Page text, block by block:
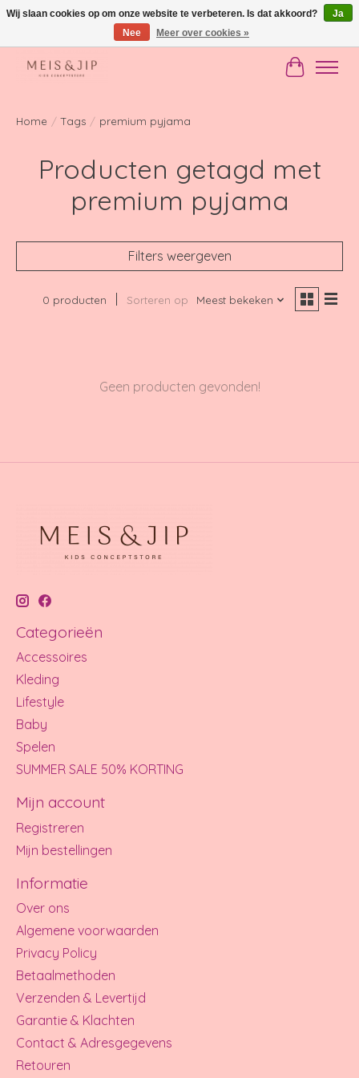
Gratis verzending in NL vanaf €150
Home / Tags / premium pyjama
Producten getagd met
premium pyjama
Filters weergeven
0 producten Sorteren op Meest bekeken
Geen producten gevonden!
Categorieën
Accessoires
Kleding
Lifestyle
Baby
Spelen
SUMMER SALE 50% KORTING
Mijn account
Registreren
Mijn bestellingen
Informatie
Over ons
Algemene voorwaarden
Privacy Policy
Betaalmethoden
Verzenden & Levertijd
Garantie & Klachten
Contact & Adresgegevens
Retouren
Wij slaan cookies op om onze website te verbeteren. Is dat akkoord?
Ja
Nee
Meer over cookies »